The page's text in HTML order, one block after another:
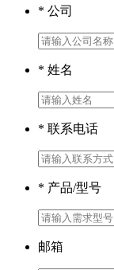
* 公司
* 姓名
* 联系电话
* 产品/型号
邮箱